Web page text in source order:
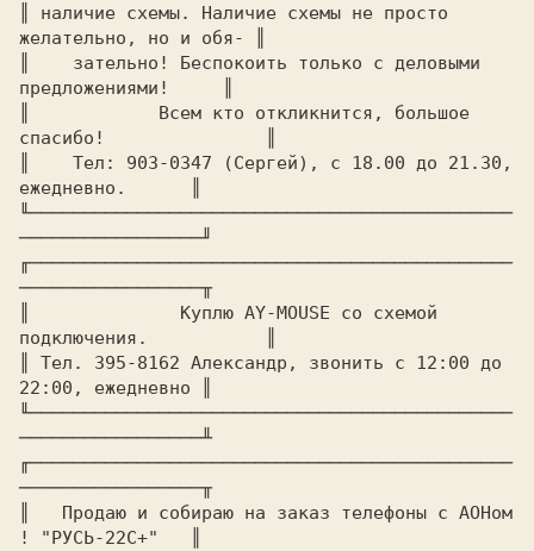
║ наличие схемы. Наличие схемы не просто
желательно, но и обя- ║
║    зательно! Беспокоить только с деловыми
предложениями!     ║
спасибо!	       ║
║    Тел: 903-0347 (Сергей), с 18.00 до 21.30,
ежедневно.      ║
╙─────────────────────────────────────────────
─────────────────╜
╓─────────────────────────────────────────────
─────────────────╥
подключения.           ║
║ Тел. 395-8162 Александр, звонить с 12:00 до
22:00, ежедневно ║
╙─────────────────────────────────────────────
─────────────────╨
╓─────────────────────────────────────────────
─────────────────╥
║   Продаю и собираю на заказ телефоны с АОНом
! "РУСЬ-22C+"   ║